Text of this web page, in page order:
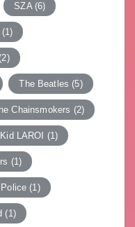
SZA(6)
(1)
(2)
The Beatles (5)
Chainsmokers (2)
LAROI (1)
(1)
(1)
(1)